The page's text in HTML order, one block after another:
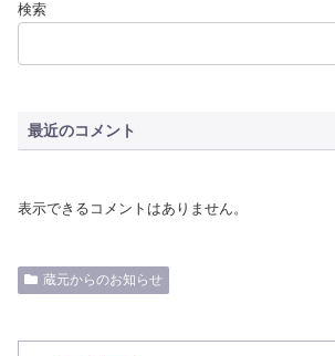
検索
最近のコメント
表示できるコメントはありません。
蔵元からのお知らせ